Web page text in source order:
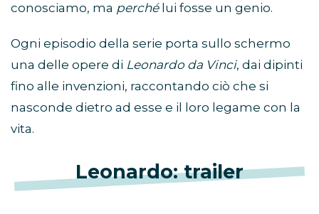
conosciamo, ma perchélui fosse un genio.
Ogni episodio della serie porta sullo schermo
una delle opere di Leonardo da Vinci, dai dipinti
fino alle invenzioni, raccontando ciò che si
nasconde dietro ad esse e il loro legame con la
vita.
Leonardo: trailer